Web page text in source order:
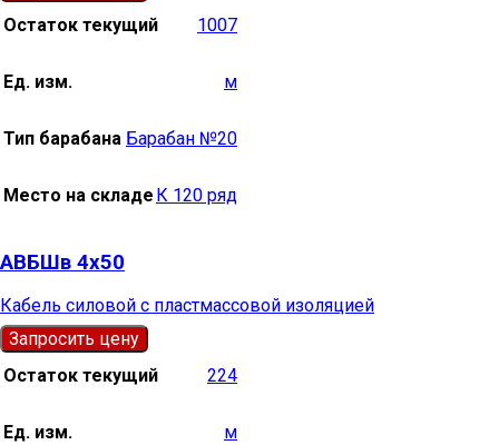
Остаток текущий
1007
Ед. изм. м
Тип барабана Барабан №20
Место на складе К 120 ряд
АВБШв 4х50
Кабель силовой с пластмассовой изоляцией
Запросить цену
Остаток текущий
224
Ед. изм. м